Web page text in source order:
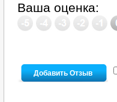
Ваша оценка: